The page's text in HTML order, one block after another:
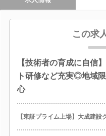
この求
【技術者の育成に自信
ト研修など充実◎地域
心
【東証プライム上場】大成建設